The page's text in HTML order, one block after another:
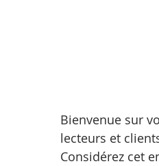
Bienvenue sur
lecteurs et
Considérez cet